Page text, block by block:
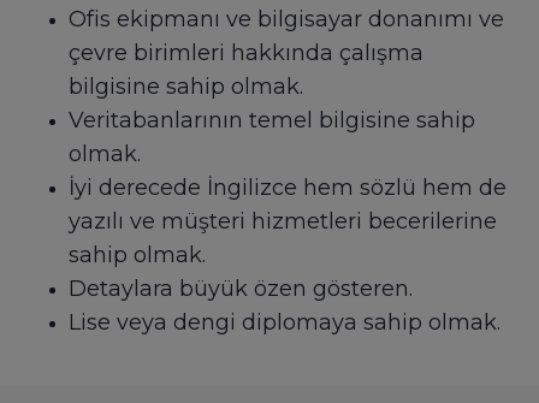
Ofis ekipmanı ve bilgisayar donanımı ve
çevre birimleri hakkında çalışma
bilgisine sahip olmak.
Veritabanlarının temel bilgisine sahip
olmak.
İyi derecede İngilizce hem sözlü hem de
yazılı ve müşteri hizmetleri becerilerine
sahip olmak.
Detaylara büyük özen gösteren.
Lise veya dengi diplomaya sahip olmak.